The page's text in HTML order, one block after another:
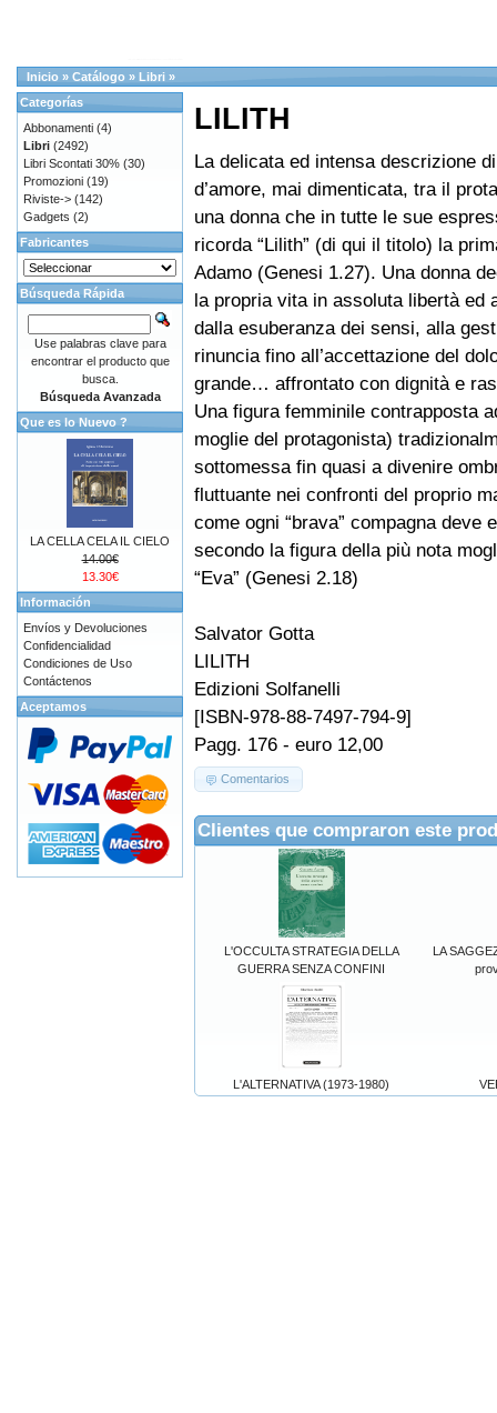
Inicio » Catálogo » Libri »
LILITH
La delicata ed intensa descrizione
d’amore, mai dimenticata, tra il
una donna che in tutte le sue
ricorda “Lilith” (di qui il titolo) la
Adamo (Genesi 1.27). Una donna
la propria vita in assoluta libertà ed
dalla esuberanza dei sensi, alla
rinuncia fino all’accettazione del
grande… affrontato con dignità e
Una figura femminile contrapposta
moglie del protagonista)
sottomessa fin quasi a divenire
fluttuante nei confronti del proprio
come ogni “brava” compagna deve
secondo la figura della più nota
“Eva” (Genesi 2.18)
Salvator Gotta
LILITH
Edizioni Solfanelli
[ISBN-978-88-7497-794-9]
Pagg. 176 - euro 12,00
Comentarios
Clientes que compraron este
L'OCCULTA STRATEGIA DELLA
GUERRA SENZA CONFINI
LA
L'ALTERNATIVA (1973-1980)
Categorías
Abbonamenti (4)
Libri (2492)
Libri Scontati 30% (30)
Promozioni (19)
Riviste-> (142)
Gadgets (2)
Fabricantes
Búsqueda Rápida
Use palabras clave para
encontrar el producto que
busca.
Búsqueda Avanzada
Que es lo Nuevo ?
LA CELLA CELA IL CIELO
14.00€
13.30€
Información
Envíos y Devoluciones
Confidencialidad
Condiciones de Uso
Contáctenos
Aceptamos